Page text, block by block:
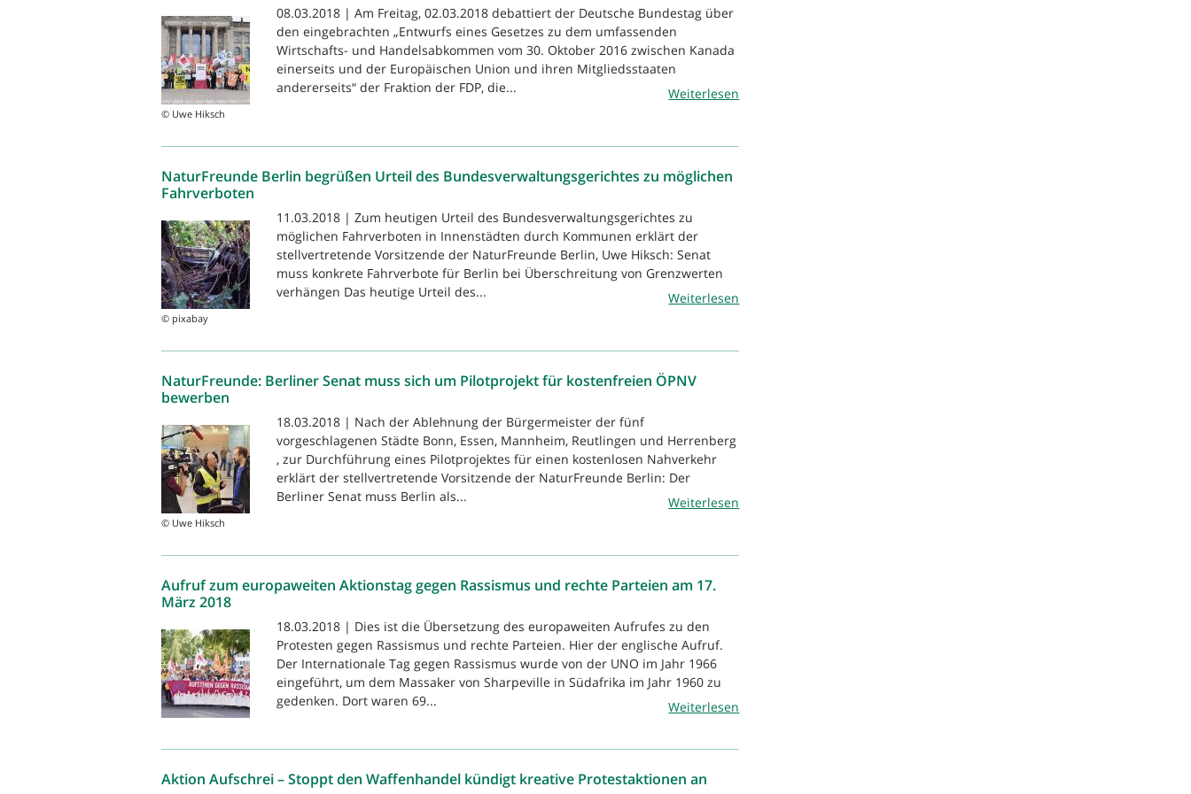
© Uwe Hiksch
08.03.2018 | Am Freitag, 02.03.2018 debattiert der Deutsche Bundestag über
den eingebrachten „Entwurfs eines Gesetzes zu dem umfassenden
Wirtschafts- und Handelsabkommen vom 30. Oktober 2016 zwischen Kanada
einerseits und der Europäischen Union und ihren Mitgliedsstaaten
andererseits“ der Fraktion der FDP, die...
Weiterlesen
NaturFreunde Berlin begrüßen Urteil des Bundesverwaltungsgerichtes zu möglichen
Fahrverboten
© pixabay
11.03.2018 | Zum heutigen Urteil des Bundesverwaltungsgerichtes zu
möglichen Fahrverboten in Innenstädten durch Kommunen erklärt der
stellvertretende Vorsitzende der NaturFreunde Berlin, Uwe Hiksch: Senat
muss konkrete Fahrverbote für Berlin bei Überschreitung von Grenzwerten
verhängen Das heutige Urteil des...
Weiterlesen
NaturFreunde: Berliner Senat muss sich um Pilotprojekt für kostenfreien ÖPNV
bewerben
© Uwe Hiksch
18.03.2018 | Nach der Ablehnung der Bürgermeister der fünf
vorgeschlagenen Städte Bonn, Essen, Mannheim, Reutlingen und Herrenberg
, zur Durchführung eines Pilotprojektes für einen kostenlosen Nahverkehr
erklärt der stellvertretende Vorsitzende der NaturFreunde Berlin: Der
Berliner Senat muss Berlin als...
Weiterlesen
Aufruf zum europaweiten Aktionstag gegen Rassismus und rechte Parteien am 17.
März 2018
18.03.2018 | Dies ist die Übersetzung des europaweiten Aufrufes zu den
Protesten gegen Rassismus und rechte Parteien. Hier der englische Aufruf.
Der Internationale Tag gegen Rassismus wurde von der UNO im Jahr 1966
eingeführt, um dem Massaker von Sharpeville in Südafrika im Jahr 1960 zu
gedenken. Dort waren 69...
Weiterlesen
Aktion Aufschrei – Stoppt den Waffenhandel kündigt kreative Protestaktionen an